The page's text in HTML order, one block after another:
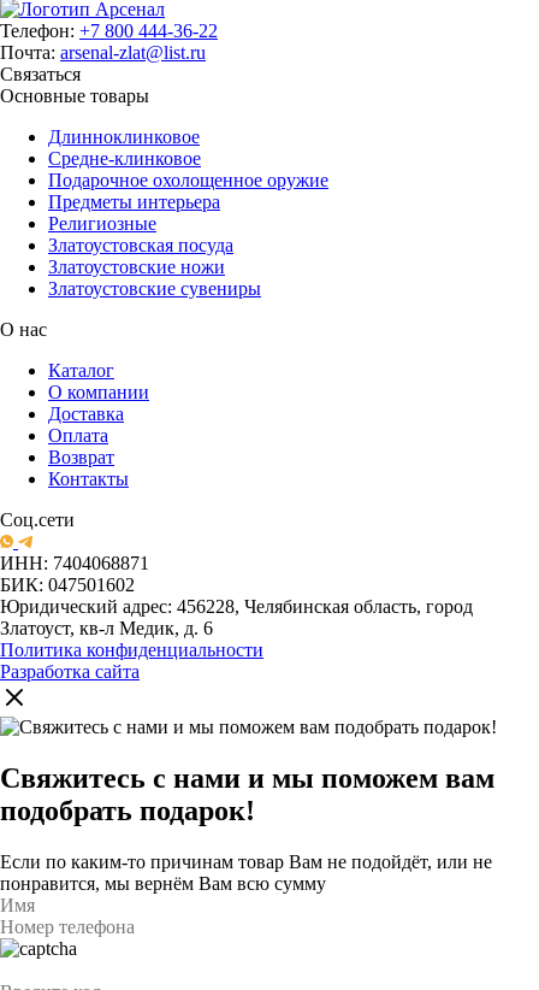
Телефон: +7 800 444-36-22
Почта: arsenal-zlat@list.ru
Связаться
Основные товары
Длинноклинковое
Средне-клинковое
Подарочное охолощенное оружие
Предметы интерьера
Религиозные
Златоустовская посуда
Златоустовские ножи
Златоустовские сувениры
О нас
Каталог
О компании
Доставка
Оплата
Возврат
Контакты
Соц.сети
ИНН: 7404068871
БИК: 047501602
Юридический адрес: 456228, Челябинская область, город
Златоуст, кв-л Медик, д. 6
Политика конфиденциальности
Разработка сайта
Свяжитесь с нами и мы поможем вам
подобрать подарок!
Если по каким-то причинам товар Вам не подойдёт, или не
понравится, мы вернём Вам всю сумму